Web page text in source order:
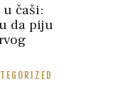
čaši:
da piju